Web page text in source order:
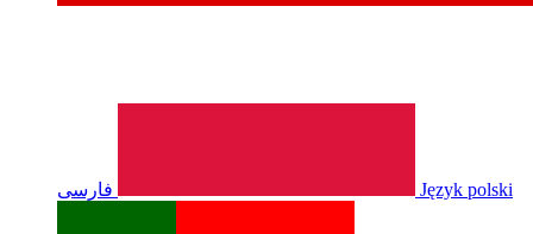
فارسی Język polski